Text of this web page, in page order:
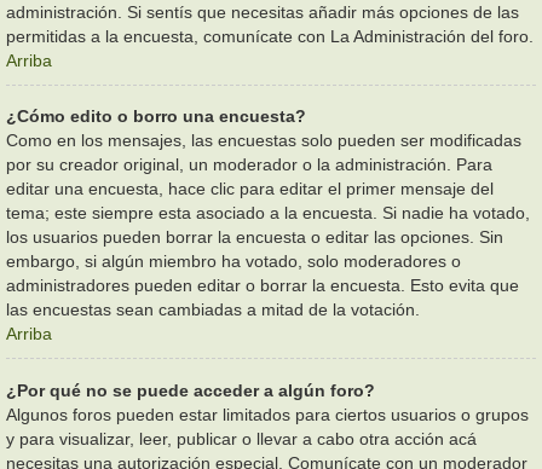
administración. Si sentís que necesitas añadir más opciones de las
permitidas a la encuesta, comunícate con La Administración del foro.
Arriba
¿Cómo edito o borro una encuesta?
Como en los mensajes, las encuestas solo pueden ser modificadas
por su creador original, un moderador o la administración. Para
editar una encuesta, hace clic para editar el primer mensaje del
tema; este siempre esta asociado a la encuesta. Si nadie ha votado,
los usuarios pueden borrar la encuesta o editar las opciones. Sin
embargo, si algún miembro ha votado, solo moderadores o
administradores pueden editar o borrar la encuesta. Esto evita que
las encuestas sean cambiadas a mitad de la votación.
Arriba
¿Por qué no se puede acceder a algún foro?
Algunos foros pueden estar limitados para ciertos usuarios o grupos
y para visualizar, leer, publicar o llevar a cabo otra acción acá
necesitas una autorización especial. Comunícate con un moderador